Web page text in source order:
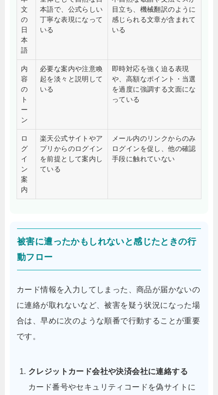
文
の
日
本
語
本語で、公式らしい
丁寧な表現になって
いる
目立ち、機械翻訳のように
感じられる文章が含まれて
いる
内
容
の
ト
ー
ン
必要な案内や注意喚
起を淡々と説明して
いる
即時対応を強く迫る表現
や、高額なポイント・当選
を過度に強調する文面にな
っている
ロ
グ
イ
ン
案
内
楽天公式サイトやア
プリからのログイン
を前提として案内し
ている
メール内のリンクからのみ
ログインを促し、他の確認
手段に触れていない
被害に遭ったかもしれないと感じたときの行
動フロー
カード情報を入力してしまった、商品が届かないの
に連絡が取れないなど、被害を疑う状況になった場
合は、早めに次のような順番で行動することが重要
です。
クレジットカード会社や決済会社に連絡する
カード番号やセキュリティコードを偽サイトに